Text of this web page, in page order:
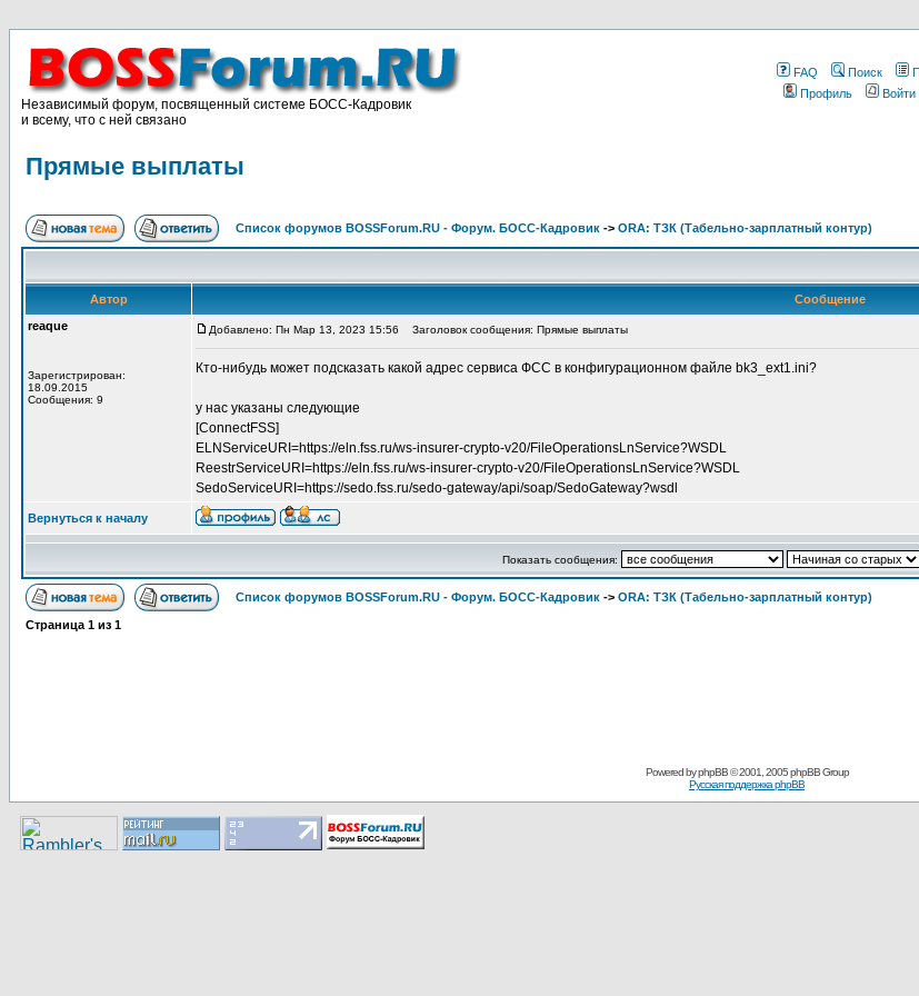
Независимый форум, посвященный системе БОСС-Кадровик
и всему, что с ней связано
FAQ Поиск
Профиль
Войти
Прямые выплаты
Список форумов BOSSForum.RU - Форум. БОСС-Кадровик -> ORA: ТЗК (Табельно-зарплатный контур)
Автор
Сообщение
reaque
Зарегистрирован:
18.09.2015
Сообщения: 9
Добавлено: Пн Мар 13, 2023 15:56 Заголовок сообщения: Прямые выплаты
Кто-нибудь может подсказать какой адрес сервиса ФСС в конфигурационном файле bk3_ext1.ini?
у нас указаны следующие
[ConnectFSS]
ELNServiceURI=https://eln.fss.ru/ws-insurer-crypto-v20/FileOperationsLnService?WSDL
ReestrServiceURI=https://eln.fss.ru/ws-insurer-crypto-v20/FileOperationsLnService?WSDL
SedoServiceURI=https://sedo.fss.ru/sedo-gateway/api/soap/SedoGateway?wsdl
Вернуться к началу
Показать сообщения:
Список форумов BOSSForum.RU - Форум. БОСС-Кадровик -> ORA: ТЗК (Табельно-зарплатный контур)
Страница 1 из 1
Pоwerеd byрhpВB© 2001, 2005 рhpВB Grouр
Русская поддержка phрВB